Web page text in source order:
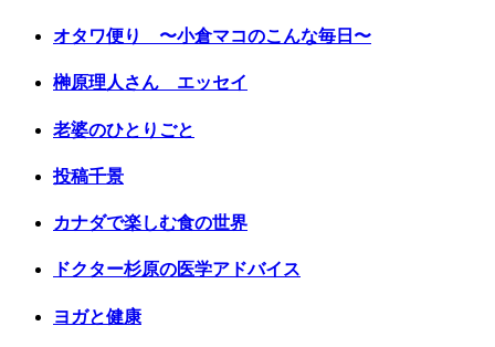
オタワ便り 〜小倉マコのこんな毎日〜
榊原理人さん エッセイ
老婆のひとりごと
投稿千景
カナダで楽しむ食の世界
ドクター杉原の医学アドバイス
ヨガと健康